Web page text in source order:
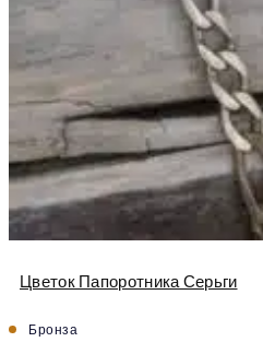
Цветок Папоротника Серьги
Бронза